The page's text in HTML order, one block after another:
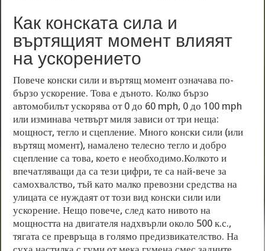
Как конската сила и
въртящият момент влияят
на ускорението
Повече конски сили и въртящ момент означава по-
бързо ускорение. Това е дъното. Колко бързо
автомобилът ускорява от 0 до 60 mph, 0 до 100 mph
или изминава четвърт миля зависи от три неща:
мощност, тегло и сцепление. Много конски сили (или
въртящ момент), намалено телесно тегло и добро
сцепление са това, което е необходимо.Колкото и
впечатляващи да са тези цифри, те са най-вече за
самохвалство, тъй като малко превозни средства на
улицата се нуждаят от този вид конски сили или
ускорение. Нещо повече, след като нивото на
мощността на двигателя надхвърли около 500 к.с.,
тягата се превръща в голямо предизвикателство. На